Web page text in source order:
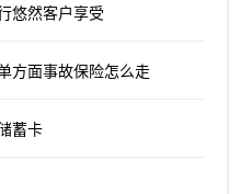
悠然客户享受
方面事故保险怎么走
蓄卡